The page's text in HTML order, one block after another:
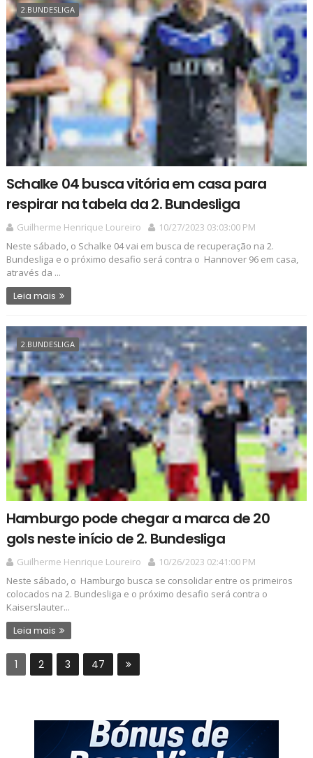
2.BUNDESLIGA
Schalke 04 busca vitória em casa para
respirar na tabela da 2. Bundesliga
Guilherme Henrique Loureiro
10/27/2023 03:03:00 PM
Neste sábado, o Schalke 04 vai em busca de recuperação na 2.
Bundesliga e o próximo desafio será contra o Hannover 96 em casa,
através da ...
Leia mais
2.BUNDESLIGA
Hamburgo pode chegar a marca de 20
gols neste início de 2. Bundesliga
Guilherme Henrique Loureiro
10/26/2023 02:41:00 PM
Neste sábado, o Hamburgo busca se consolidar entre os primeiros
colocados na 2. Bundesliga e o próximo desafio será contra o
Kaiserslauter...
Leia mais
1 2 3 47